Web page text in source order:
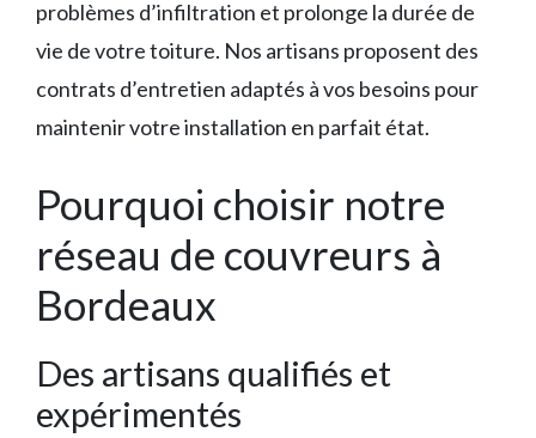
problèmes d’infiltration et prolonge la durée de
vie de votre toiture. Nos artisans proposent des
contrats d’entretien adaptés à vos besoins pour
maintenir votre installation en parfait état.
Pourquoi choisir notre
réseau de couvreurs à
Bordeaux
Des artisans qualifiés et
expérimentés